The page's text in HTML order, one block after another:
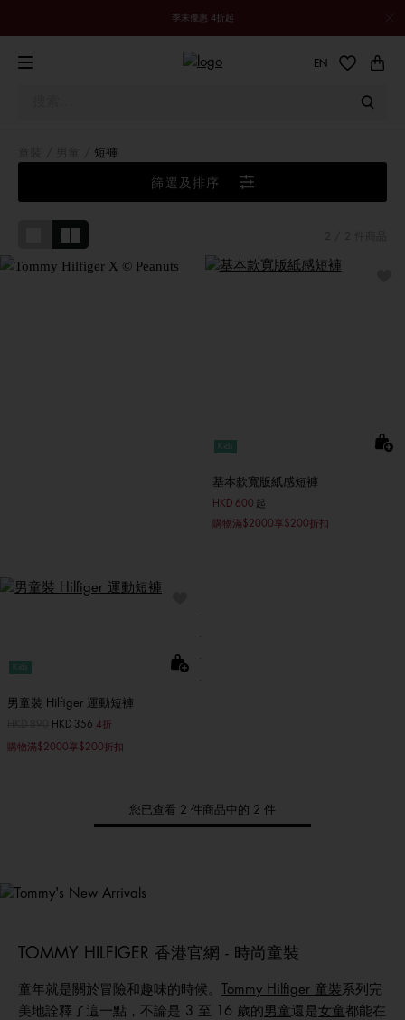
季末優惠 4折起
EN
短褲
篩選及排序
Tommy Hilfiger X ©
Peanuts
史努比與好友為日常必備單
品注入美式學院風魅力。
Kids
基本款寬版紙感短褲
HKD 600 起
購物滿$2000享$200折扣
Kids
男童裝 Hilfiger 運動短褲
價格扣減從至HKD 356 4折
購物滿$2000享$200折扣
您已查看 2 件商品中的 2 件
TOMMY HILFIGER 香港官網 - 時尚童裝
童年就是關於冒險和趣味的時候。 Tommy Hilfiger 童裝 系列完
美地詮釋了這一點，不論是 3 至 16 歲的 男童 還是女童 都能在